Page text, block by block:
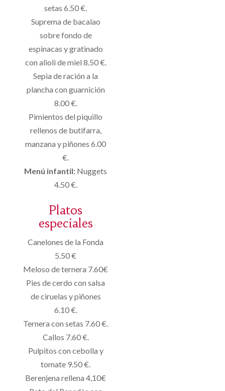
setas 6.50 €.
Suprema de bacalao
sobre fondo de
espinacas y gratinado
con alioli de miel 8.50 €.
Sepia de ración a la
plancha con guarnición
8.00 €.
Pimientos del piquillo
rellenos de butifarra,
manzana y piñones 6.00
€.
Menú infantil: Nuggets
4.50 €.
Platos
especiales
Canelones de la Fonda
5.50 €
Meloso de ternera 7.60€
Pies de cerdo con salsa
de ciruelas y piñones
6.10 €.
Ternera con setas 7.60 €.
Callos 7.60 €.
Pulpitos con cebolla y
tomate 9.50 €.
Berenjena rellena 4,10€